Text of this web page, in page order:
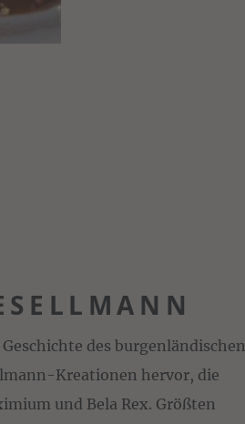
des burgenländischen
Kreationen hervor, die
und Bela Rex. Größten